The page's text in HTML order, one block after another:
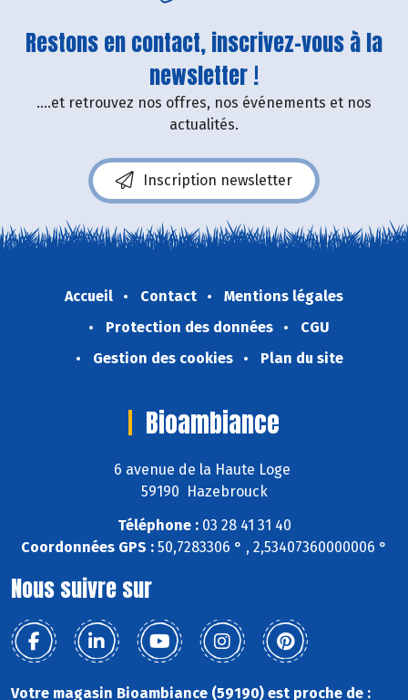
Restons en contact, inscrivez-vous à la
newsletter !
....et retrouvez nos offres, nos événements et nos
actualités.
Inscription newsletter
Accueil Contact
Mentions légales
Protection des données
CGU
Gestion des cookies
Plan du site
Bioambiance
6 avenue de la Haute Loge
59190 Hazebrouck
Téléphone :03 28 41 31 40
Coordonnées GPS : 50,7283306 ° , 2,53407360000006 °
Nous suivre sur
Votre magasin Bioambiance (59190) est proche de :